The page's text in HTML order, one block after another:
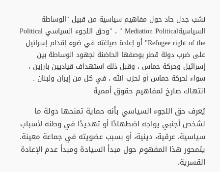
نشب جدل حاد حول مفاهيم سياسية من قبيل "الوساطة
السياسيةMediation Political " ، "وحق اللجوء السياسي Political
Refugee right of the" أو إعادة صياغته في ضوء إقدام إسرائيل
على ضرب دولة قطر بوصفها الحاضنة لجهود الوساطة بين
إسرائيل وحركة حماس ، وقبل ذلك استهداف قياديين بارزين ،
سواء لحركة حماس أو لحزب الله ، في كل من إيران ولبنان .
انتهاك صارخ لمفاهيم حقوق أممية
يُعرف حق اللجوء السياسي بأنه حماية تمنحها دولة ما
لشخص أجنبي يواجه اضطهادًا أو تهديدًا في وطنه لأسباب
سياسية، عرقية، دينية، أو بسبب عضويته في جماعة معينة.
يتمحور هذا المفهوم حول مبدأ السيادة ومبدأ عدم الإعادة
القسرية.